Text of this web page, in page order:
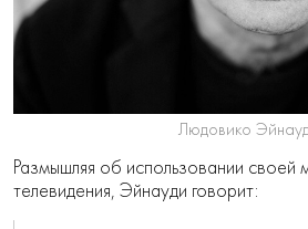
Людовико
Размышляя об использовании своей
телевидения, Эйнауди говорит: